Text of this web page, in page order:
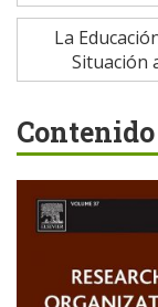
La
Situación